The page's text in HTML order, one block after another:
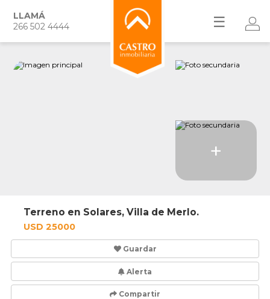
LLAMÁ
266 502 4444
☰
+
Terreno en Solares, Villa de Merlo.
USD 25000
Guardar
Alerta
Compartir